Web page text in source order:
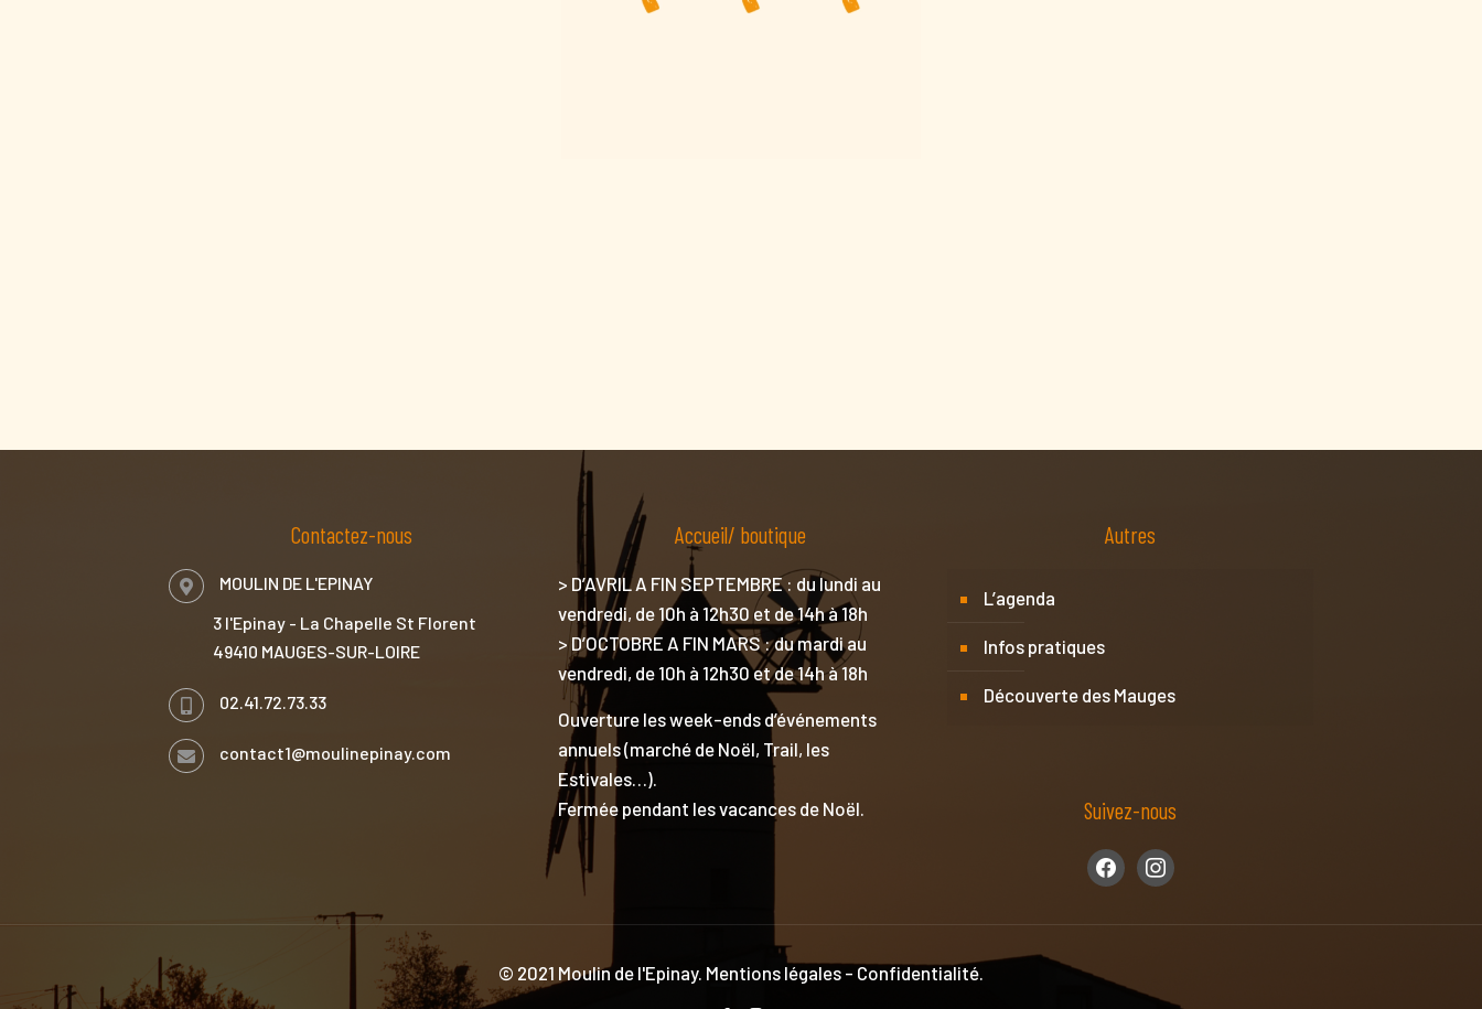
Contactez-nous
MOULIN DE L'EPINAY
3 l'Epinay - La Chapelle St Florent
49410 MAUGES-SUR-LOIRE
02.41.72.73.33
contact1@moulinepinay.com
Accueil/ boutique
> D’AVRIL A FIN SEPTEMBRE : du lundi au
vendredi, de 10h à 12h30 et de 14h à 18h
> D’OCTOBRE A FIN MARS : du mardi au
vendredi, de 10h à 12h30 et de 14h à 18h
Ouverture les week-ends d’événements
annuels (marché de Noël, Trail, les
Estivales…).
Fermée pendant les vacances de Noël.
Autres
L’agenda
Infos pratiques
Découverte des Mauges
Suivez-nous
© 2021 Moulin de l'Epinay. Mentions légales- Confidentialité.